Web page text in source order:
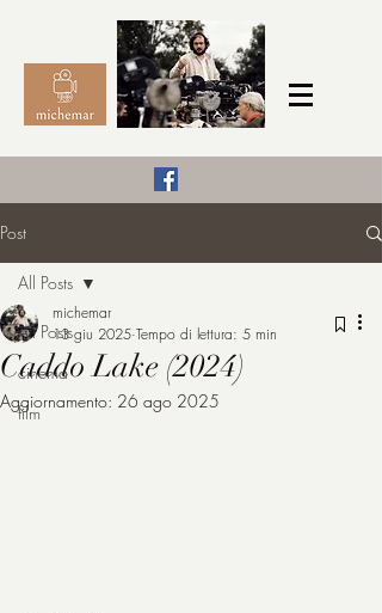
michemar
Post
All Posts
cinema
film
All Posts
Caddo Lake (2024)
michemar
13 giu 2025 Tempo di lettura: 5 min
Aggiornamento: 26 ago 2025